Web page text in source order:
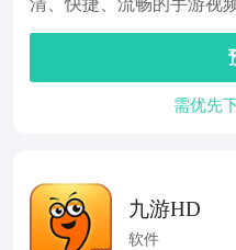
需优先
九游HD
软件